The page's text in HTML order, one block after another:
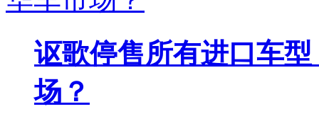
讴歌停售所有进口车
场？